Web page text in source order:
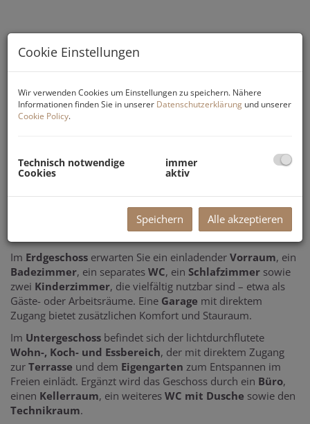
Beschreibung
Der Preis von 349.000 Euro bezieht sich auf
Im Erdgeschoss erwarten Sie ein einladender Vorraum, ein
Badezimmer, ein separates WC, ein Schlafzimmer sowie
zwei Kinderzimmer, die vielfältig nutzbar sind – etwa als
Gäste- oder Arbeitsräume. Eine Garage mit direktem
Zugang bietet zusätzlichen Komfort und Stauraum.
Im Untergeschoss befindet sich der lichtdurchflutete
Wohn-, Koch- und Essbereich, der mit direktem Zugang
zur Terrasse und dem Eigengarten zum Entspannen im
Freien einlädt. Ergänzt wird das Geschoss durch ein Büro,
einen Kellerraum, ein weiteres WC mit Dusche sowie den
Technikraum.
Cookie Einstellungen
Wir verwenden Cookies um Einstellungen zu speichern. Nähere
Informationen finden Sie in unserer Datenschutzerklärung und unserer
Cookie Policy.
Technisch notwendige
Cookies
immer
aktiv
Speichern Alle akzeptieren